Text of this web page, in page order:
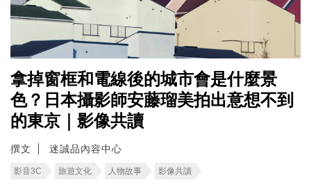
拿掉窗框和電線後的城市會是什麼景
色？日本攝影師安藤瑠美拍出意想不到
的東京｜影像共讀
撰文 迷誠品內容中心
影音3C 旅遊文化 人物故事 影像共讀